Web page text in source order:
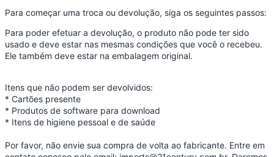
Para começar uma troca ou devolução, siga os seguintes passos:
Para poder efetuar a devolução, o produto não pode ter sido
usado e deve estar nas mesmas condições que você o recebeu.
Ele também deve estar na embalagem original.
Itens que não podem ser devolvidos:
* Cartões presente
* Produtos de software para download
* Itens de higiene pessoal e de saúde
Por favor, não envie sua compra de volta ao fabricante. Entre em